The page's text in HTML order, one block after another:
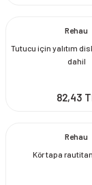
Rehau
Tutucu için yalıtım
dahil
82,43
Rehau
Kör tapa